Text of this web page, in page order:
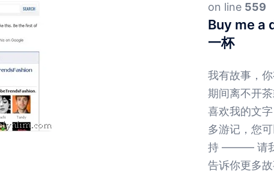
on line 559
Buy me a
一杯
我有故事，
期间离不开
喜欢我的文
多游记，您
持 ——— 请
告诉你更多故